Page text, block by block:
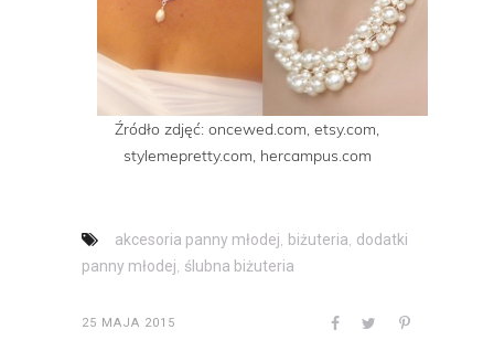
Źródło zdjęć: oncewed.com, etsy.com,
stylemepretty.com, hercampus.com
akcesoria panny młodej, biżuteria, dodatki
panny młodej, ślubna biżuteria
25 MAJA 2015